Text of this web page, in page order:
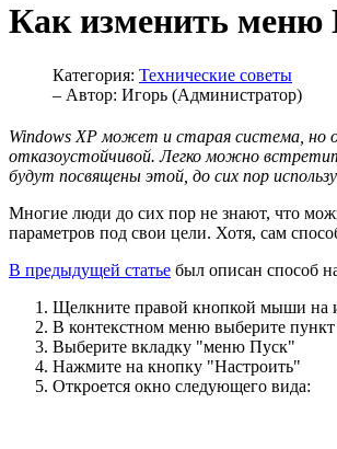
Как изменить меню
Категория: Технические советы
– Автор: Игорь (Администратор)
Windows XP может и старая система, но
отказоустойчивой. Легко можно
будут посвящены этой, до сих пор
Многие люди до сих пор не знают, что
параметров под свои цели. Хотя, сам
В предыдущей статье был описан способ
Щелкните правой кнопкой мыши на
В контекстном меню выберите
Выберите вкладку "меню Пуск"
Нажмите на кнопку "Настроить"
Откроется окно следующего вида: